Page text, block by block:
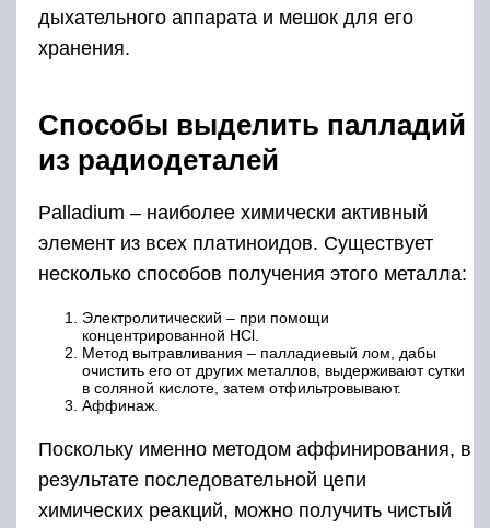
дыхательного аппарата и мешок для его
хранения.
Способы выделить палладий
из радиодеталей
Palladium – наиболее химически активный
элемент из всех платиноидов. Существует
несколько способов получения этого металла:
Электролитический – при помощи
концентрированной HCl.
Метод вытравливания – палладиевый лом, дабы
очистить его от других металлов, выдерживают сутки
в соляной кислоте, затем отфильтровывают.
Аффинаж.
Поскольку именно методом аффинирования, в
результате последовательной цепи
химических реакций, можно получить чистый